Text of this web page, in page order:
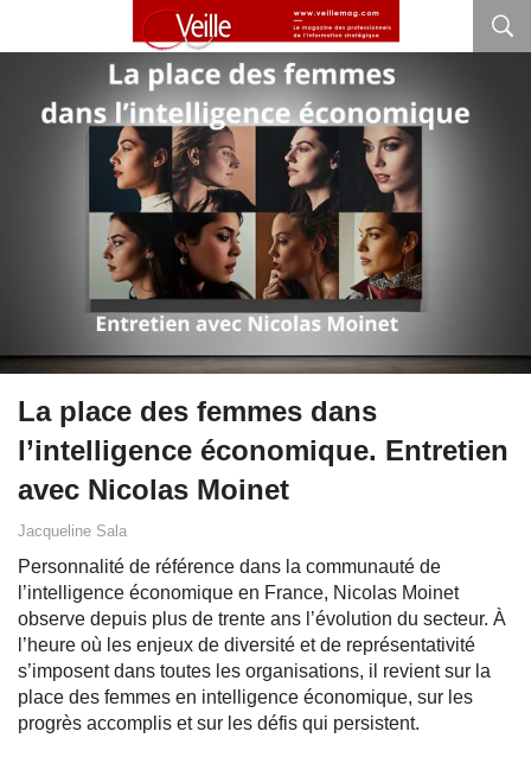
La place des femmes dans
l’intelligence économique. Entretien
avec Nicolas Moinet
Jacqueline Sala
Personnalité de référence dans la communauté de
l’intelligence économique en France, Nicolas Moinet
observe depuis plus de trente ans l’évolution du secteur. À
l’heure où les enjeux de diversité et de représentativité
s’imposent dans toutes les organisations, il revient sur la
place des femmes en intelligence économique, sur les
progrès accomplis et sur les défis qui persistent.